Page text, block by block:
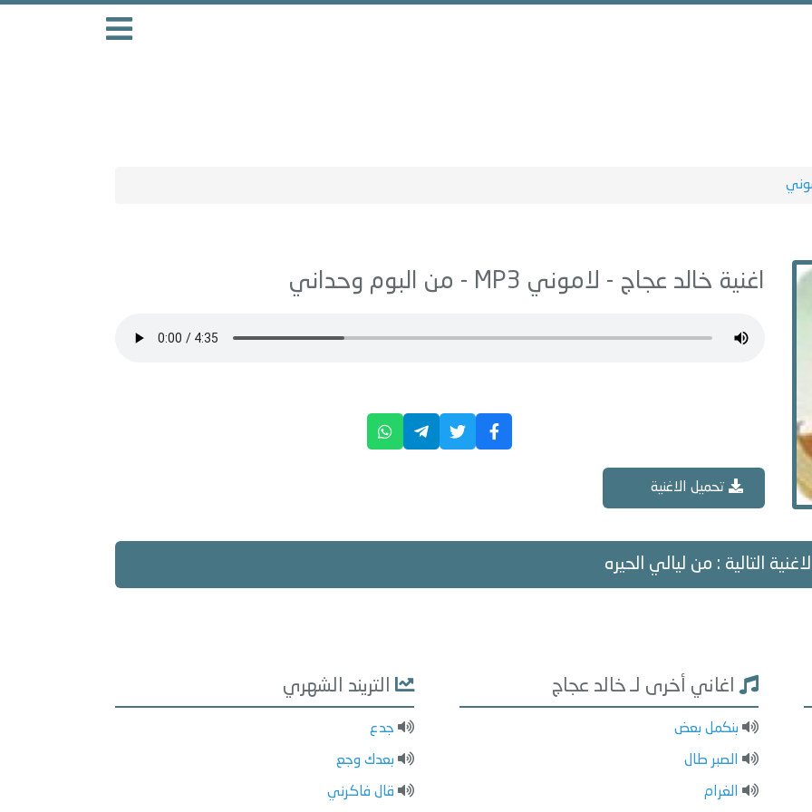
اغنية خالد عجاج - لاموني وحداني
تحميل الاغنية
التالية : من ليالي الحيره
اغاني أخرى لـ خالد عجاج
بنكمل بعض
الصبر طال
الغرام
التريند الشهري
جدع
بعدك وجع
قال فاكرني